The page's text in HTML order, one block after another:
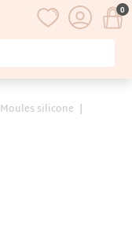
Moules silicone
0